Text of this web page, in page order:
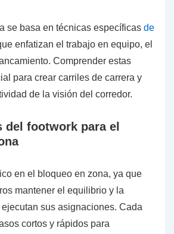
se basa en técnicas específicas de
enfatizan el trabajo en equipo, el
Comprender estas
para crear carriles de carrera y
de la visión del corredor.
del footwork para el
en el bloqueo en zona, ya que
mantener el equilibrio y la
sus asignaciones. Cada
cortos y rápidos para